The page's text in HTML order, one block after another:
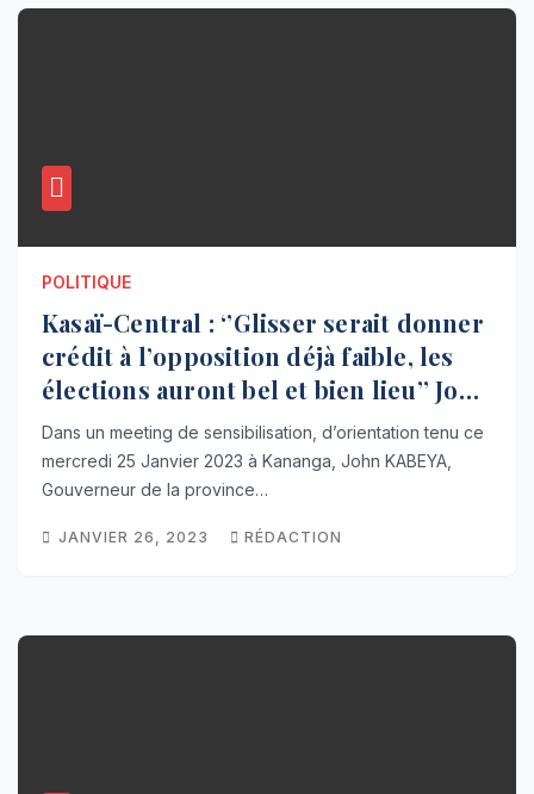
POLITIQUE
Kasaï-Central : ‘’Glisser serait donner
crédit à l’opposition déjà faible, les
élections auront bel et bien lieu’’ John
KABEYA
Dans un meeting de sensibilisation, d’orientation tenu ce
mercredi 25 Janvier 2023 à Kananga, John KABEYA,
Gouverneur de la province…
JANVIER 26, 2023 RÉDACTION